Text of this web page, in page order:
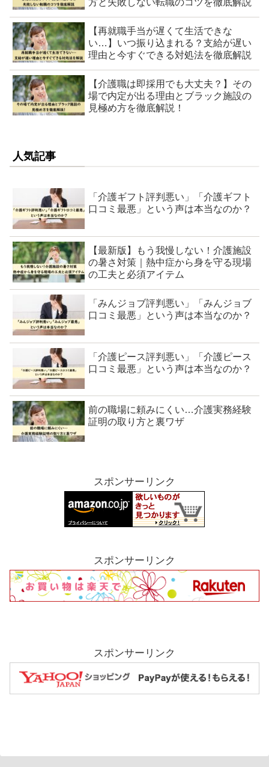
【再就職手当が遅くて生活できな
い…】いつ振り込まれる？支給が遅い
理由と今すぐできる対処法を徹底解説
【介護職は即採用でも大丈夫？】その
場で内定が出る理由とブラック施設の
見極め方を徹底解説！
人気記事
「介護ギフト評判悪い」「介護ギフト
口コミ最悪」という声は本当なのか？
【最新版】もう我慢しない！介護施設
の暑さ対策｜熱中症から身を守る現場
の工夫と必須アイテム
「みんジョブ評判悪い」「みんジョブ
口コミ最悪」という声は本当なのか？
「介護ピース評判悪い」「介護ピース
口コミ最悪」という声は本当なのか？
前の職場に頼みにくい…介護実務経験
証明の取り方と裏ワザ
スポンサーリンク
スポンサーリンク
スポンサーリンク